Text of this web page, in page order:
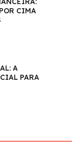
CIMA
A
PARA